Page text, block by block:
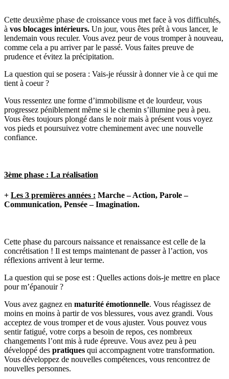
Cette deuxième phase de croissance vous met face à vos difficultés,
à vos blocages intérieurs. Un jour, vous êtes prêt à vous lancer, le
lendemain vous reculer. Vous avez peur de vous tromper à nouveau,
comme cela a pu arriver par le passé. Vous faites preuve de
prudence et évitez la précipitation.
La question qui se posera : Vais-je réussir à donner vie à ce qui me
tient à coeur ?
Vous ressentez une forme d’immobilisme et de lourdeur, vous
progressez péniblement même si le chemin s’illumine peu à peu.
Vous êtes toujours plongé dans le noir mais à présent vous voyez
vos pieds et poursuivez votre cheminement avec une nouvelle
confiance.
3ème phase : La réalisation
+ Les 3 premières années : Marche – Action, Parole –
Communication, Pensée – Imagination.
Cette phase du parcours naissance et renaissance est celle de la
concrétisation ! Il est temps maintenant de passer à l’action, vos
réflexions arrivent à leur terme.
La question qui se pose est : Quelles actions dois-je mettre en place
pour m’épanouir ?
Vous avez gagnez en maturité émotionnelle. Vous réagissez de
moins en moins à partir de vos blessures, vous avez grandi. Vous
acceptez de vous tromper et de vous ajuster. Vous pouvez vous
sentir fatigué, votre corps a besoin de repos, ces nombreux
changements l’ont mis à rude épreuve. Vous avez peu à peu
développé des pratiques qui accompagnent votre transformation.
Vous développez de nouvelles compétences, vous rencontrez de
nouvelles personnes.